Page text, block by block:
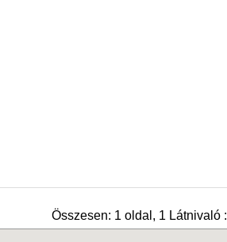
Összesen: 1 oldal, 1 Látnivaló :